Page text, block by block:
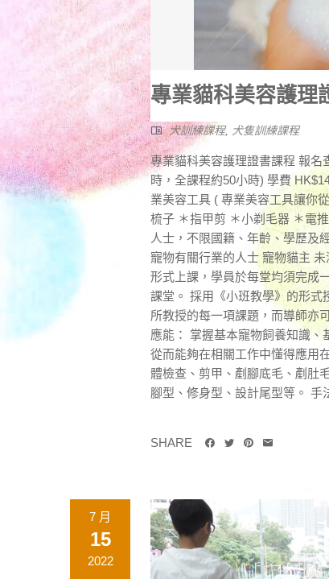
專業貓科美容護理
犬訓練課程, 犬隻訓練課程
專業貓科美容護理證書課程 報名
時，全課程約50小時) 學費
業美容工具 ( 專業美容工具讓你
梳子 ＊指甲剪 ＊小剃毛器 ＊電
人士，不限國籍、年齡、學歷及
寵物有關行業的人士 寵物貓主
形式上課，學員於每堂均須完成
課堂。 採用《小班教學》的形式
所教授的每一項課題，而導師亦
應能： 掌握基本寵物飼養知識、
從而能夠在相關工作中懂得應用
體檢查、剪甲、剷腳底毛、剷肚
腳型、修身型、設計尾型等。 手
SHARE
7 月
15
2022